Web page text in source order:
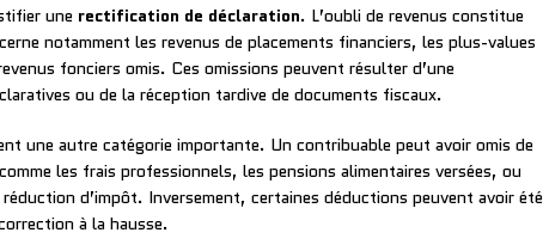
une rectification de déclaration. L’oubli de revenus constitue
notamment les revenus de placements financiers, les plus-values
fonciers omis. Ces omissions peuvent résulter d’une
ou de la réception tardive de documents fiscaux.
une autre catégorie importante. Un contribuable peut avoir omis de
comme les frais professionnels, les pensions alimentaires versées, ou
d’impôt. Inversement, certaines déductions peuvent avoir été
à la hausse.